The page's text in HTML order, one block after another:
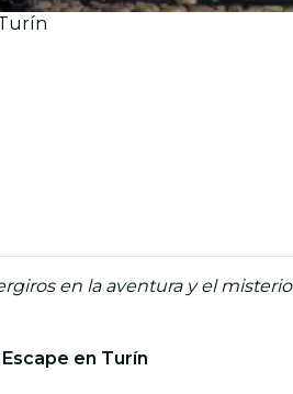
en la aventura y el
en Turín